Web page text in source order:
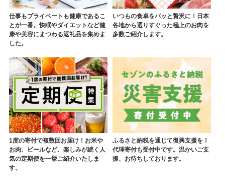
仕事もプライベートも健康であるこ
とが一番。快眠やダイエットなど健
康や美容にまつわる返礼品を集めま
した。
いつもの食卓をパッと贅沢に！日本
各地から選りすぐった極上のお肉を
多数ご紹介します。
1度の寄付で複数回お届け！お米や
お肉、ビールなど、楽しみが続く人
気の定期便を一挙ご紹介いたしま
す。
ふるさと納税を通じて復興支援を！
代理寄付も受付中です。温かいご支
援、お待ちしております。